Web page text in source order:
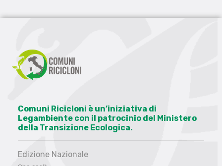
Comuni Ricicloni è un’iniziativa di
Legambiente con il patrocinio del Ministero
della Transizione Ecologica.
Edizione Nazionale